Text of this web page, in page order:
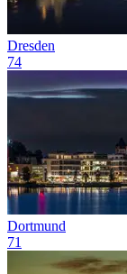
Dresden
74
Dortmund
71